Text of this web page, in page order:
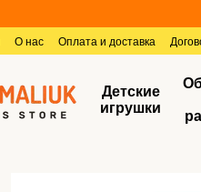
О нас Оплата и доставка
Детские
игрушки